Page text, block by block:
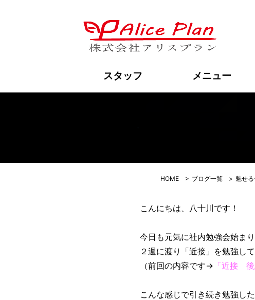
整列｜
スタッフ メニュー
HOME > ブログ一覧 > 魅せ
こんにちは、八十川です！
今日も元気に社内勉強会始まり
２週に渡り「近接」を勉強し
（前回の内容です→ 「近接 後
こんな感じで引き続き勉強し